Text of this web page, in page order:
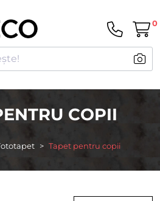
0
COPII
Tapet pentru copii